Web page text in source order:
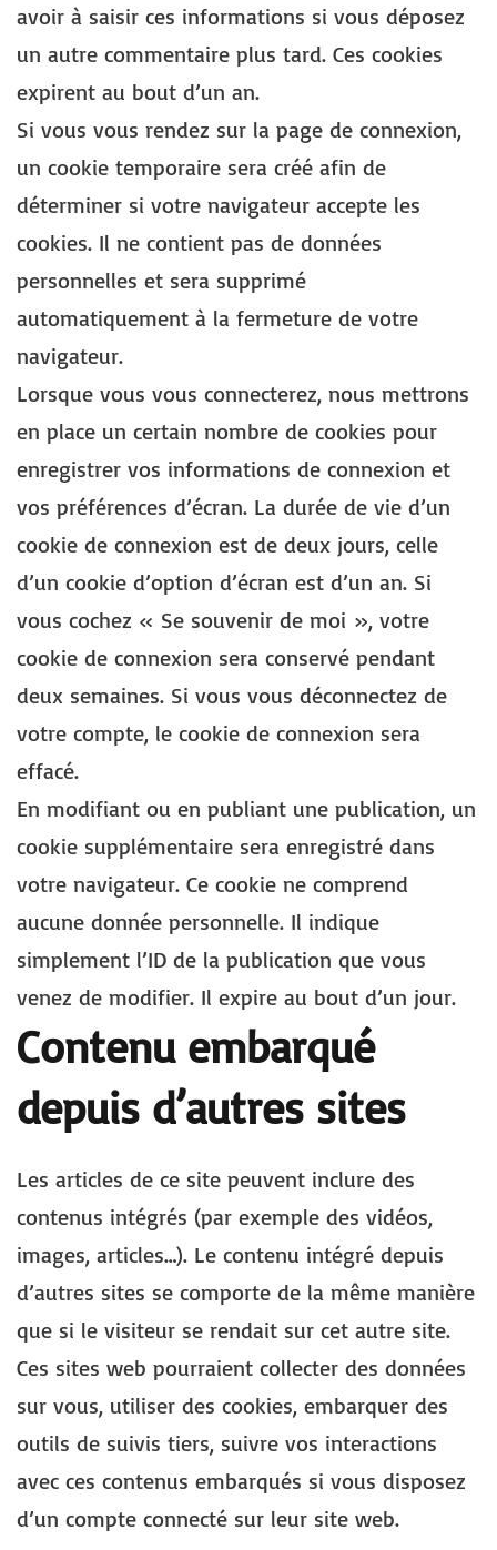
avoir à saisir ces informations si vous déposez
un autre commentaire plus tard. Ces cookies
expirent au bout d’un an.
Si vous vous rendez sur la page de connexion,
un cookie temporaire sera créé afin de
déterminer si votre navigateur accepte les
cookies. Il ne contient pas de données
personnelles et sera supprimé
automatiquement à la fermeture de votre
navigateur.
Lorsque vous vous connecterez, nous mettrons
en place un certain nombre de cookies pour
enregistrer vos informations de connexion et
vos préférences d’écran. La durée de vie d’un
cookie de connexion est de deux jours, celle
d’un cookie d’option d’écran est d’un an. Si
vous cochez « Se souvenir de moi », votre
cookie de connexion sera conservé pendant
deux semaines. Si vous vous déconnectez de
votre compte, le cookie de connexion sera
effacé.
En modifiant ou en publiant une publication, un
cookie supplémentaire sera enregistré dans
votre navigateur. Ce cookie ne comprend
aucune donnée personnelle. Il indique
simplement l’ID de la publication que vous
venez de modifier. Il expire au bout d’un jour.
Contenu embarqué
depuis d’autres sites
Les articles de ce site peuvent inclure des
contenus intégrés (par exemple des vidéos,
images, articles…). Le contenu intégré depuis
d’autres sites se comporte de la même manière
que si le visiteur se rendait sur cet autre site.
Ces sites web pourraient collecter des données
sur vous, utiliser des cookies, embarquer des
outils de suivis tiers, suivre vos interactions
avec ces contenus embarqués si vous disposez
d’un compte connecté sur leur site web.